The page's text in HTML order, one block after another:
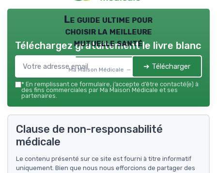
Le guide ultime pour
choisir la meilleure
mutuelle santé
Ma Maison Médicale — 2026
Téléchargez gratuitement le livre blanc
➔ Télécharger
* En remplissant ce formulaire, j’accepte d’être contacté(e) à
des fins commerciales par Ma Maison Médicale et ses
partenaires.
Clause de non-responsabilité
médicale
Le contenu présenté sur ce site est fourni à titre informatif
uniquement. Bien que nous nous efforcions de partager des